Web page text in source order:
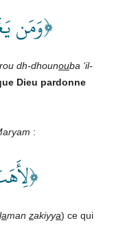
﴿وَمَن
dh-dhounouba ‘il-
Dieu pardonne
:
aman zakiyya) ce qui